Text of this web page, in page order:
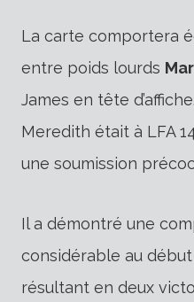
La carte comportera
entre poids lourds
James en tête
Meredith était à LFA
une soumission
Il a démontré une
considérable au
résultant en deux